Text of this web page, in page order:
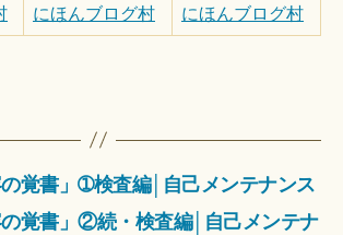
にほんブログ村 にほんブログ村
の覚書」➀検査編│自己メンテナンス
の覚書」②続・検査編│自己メンテナ